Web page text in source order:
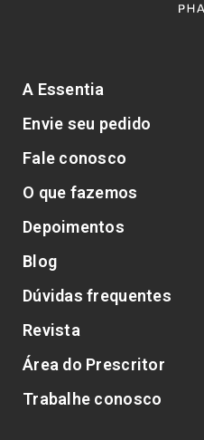
A Essentia
Envie seu pedido
Fale conosco
O que fazemos
Depoimentos
Blog
Dúvidas frequentes
Revista
Área do Prescritor
Trabalhe conosco